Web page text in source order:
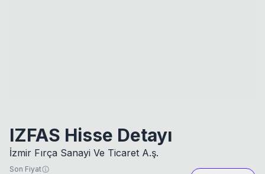
IZFAS Hisse Detayı
İzmir Fırça Sanayi Ve Ticaret A.ş.
Son Fiyat